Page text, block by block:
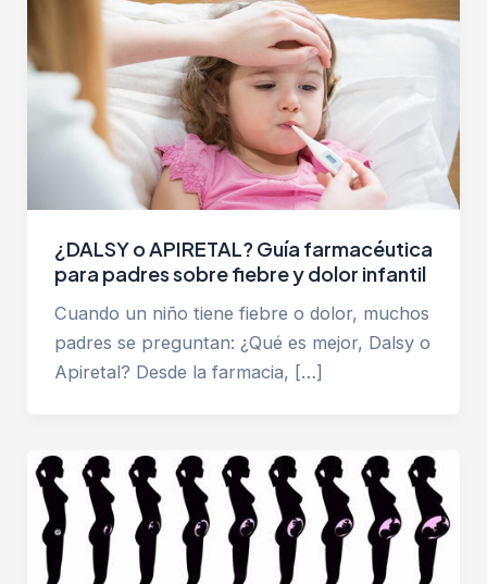
¿DALSY o APIRETAL? Guía farmacéutica
para padres sobre fiebre y dolor infantil
Cuando un niño tiene fiebre o dolor, muchos
padres se preguntan: ¿Qué es mejor, Dalsy o
Apiretal? Desde la farmacia, […]